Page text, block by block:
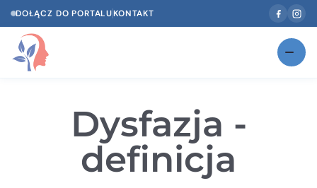
DOŁĄCZ DO PORTALUKONTAKT
Według specjalizacji
Dysfazja -
definicja